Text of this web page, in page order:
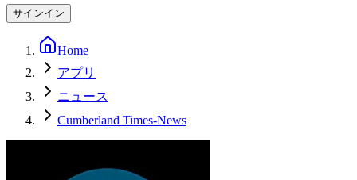
サインイン
Home
アプリ
ニュース
Cumberland Times-News